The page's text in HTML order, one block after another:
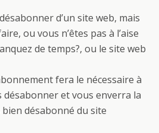
d’un site web, mais
ou vous n’êtes pas à l’aise
de temps?, ou le site web
fera le nécessaire à
et vous enverra la
désabonné du site